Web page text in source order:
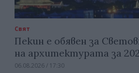
Свят
Пекин е обявен за
на архитектурата за
06.08.2026 / 17:30